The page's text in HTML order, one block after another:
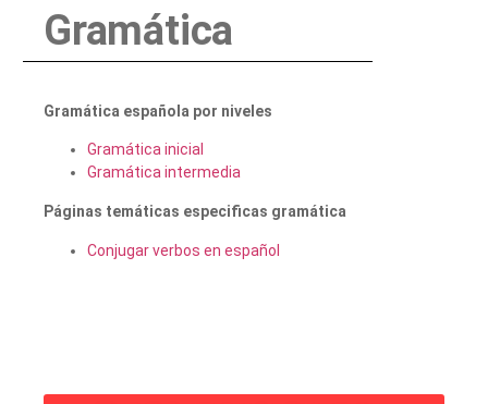
Gramática
Gramática española por niveles
Gramática inicial
Gramática intermedia
Páginas temáticas especificas gramática
Conjugar verbos en español